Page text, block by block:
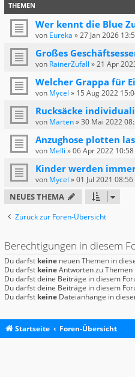
THEMEN
Wer kennt die Blue
von Eureka »27 Jan 2026
Großes
von RainerZufall »21 Apr
Welcher Grappa für
von Mycel » 15 Aug 2022
Rucksäcke
von Marten»30 Mai 2022
Anzughose plotten
von Melli »06 Apr 2022 10:58
Kinder werden
von Mycel »01 Jul 2021 08:56
NEUES THEMA
Zurück zur Foren-Übersicht
Berechtigungen in diesem
Du darfst keine neuen Themen in
Du darfst keineAntworten zu
Du darfst deine Beiträge in diesem
Du darfst deine Beiträge in diesem
Du darfst keine Dateianhänge in
Startseite Foren-Übersicht